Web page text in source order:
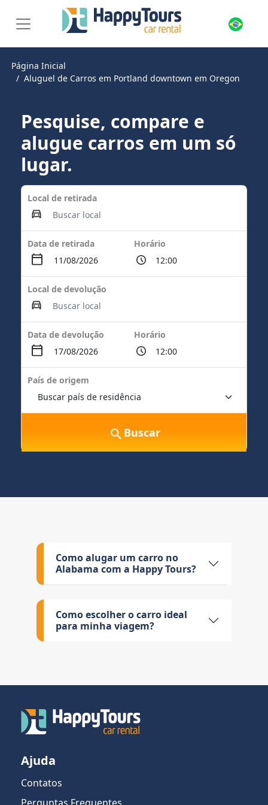
Página Inicial
Aluguel de Carros em Portland downtown em Oregon
Pesquise, compare e
alugue carros em um só
lugar.
Local de retirada
Data de retirada Horário
Local de devolução
Data de devolução Horário
País de origem
Buscar
Como alugar um carro no
Alabama com a Happy Tours?
Como escolher o carro ideal
para minha viagem?
Ajuda
Contatos